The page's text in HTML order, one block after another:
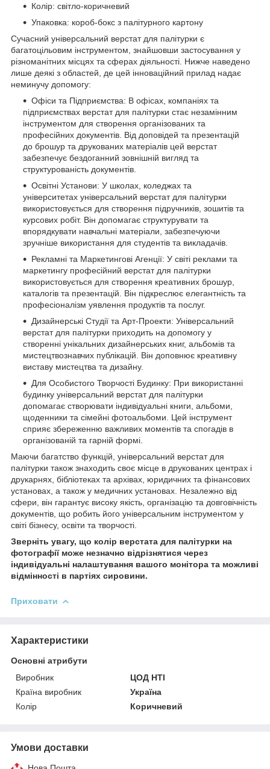
Колір: світло-коричневий
Упаковка: короб-бокс з палітурного картону
Сучасний універсальний верстат для палітурки є
багатоцільовим інструментом, знайшовши застосування у
різноманітних місцях та сферах діяльності. Нижче наведено
лише деякі з областей, де цей інноваційний прилад надає
неминучу допомогу:
Офіси та Підприємства: В офісах, компаніях та
підприємствах верстат для палітурки стає незамінним
інструментом для створення організованих та
професійних документів. Від доповідей та презентацій
до брошур та друкованих матеріалів цей верстат
забезпечує бездоганний зовнішній вигляд та
структурованість документів.
Освітні Установи: У школах, коледжах та
університетах універсальний верстат для палітурки
використовується для створення підручників, зошитів та
курсових робіт. Він допомагає структурувати та
впорядкувати навчальні матеріали, забезпечуючи
зручніше використання для студентів та викладачів.
Рекламні та Маркетингові Агенції: У світі реклами та
маркетингу професійний верстат для палітурки
використовується для створення креативних брошур,
каталогів та презентацій. Він підкреслює елегантність та
професіоналізм уявлення продуктів та послуг.
Дизайнерські Студії та Арт-Проекти: Універсальний
верстат для палітурки приходить на допомогу у
створенні унікальних дизайнерських книг, альбомів та
мистецтвознавчих публікацій. Він доповнює креативну
виставу мистецтва та дизайну.
Для Особистого Творчості Будинку: При використанні
будинку універсальний верстат для палітурки
допомагає створювати індивідуальні книги, альбоми,
щоденники та сімейні фотоальбоми. Цей інструмент
сприяє збереженню важливих моментів та спогадів в
організованій та гарній формі.
Маючи багатство функцій, універсальний верстат для
палітурки також знаходить своє місце в друкованих центрах і
друкарнях, бібліотеках та архівах, юридичних та фінансових
установах, а також у медичних установах. Незалежно від
сфери, він гарантує високу якість, організацію та довговічність
документів, що робить його універсальним інструментом у
світі бізнесу, освіти та творчості.
Зверніть увагу, що колір верстата для палітурки на
фотографії може незначно відрізнятися через
індивідуальні налаштування вашого монітора та можливі
відмінності в партіях сировини.
Приховати
Характеристики
Основні атрибути
Виробник
ЦОД НТІ
Країна виробник
Україна
Колір
Коричневий
Умови доставки